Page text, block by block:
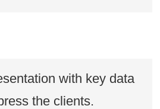
with key data
the clients.